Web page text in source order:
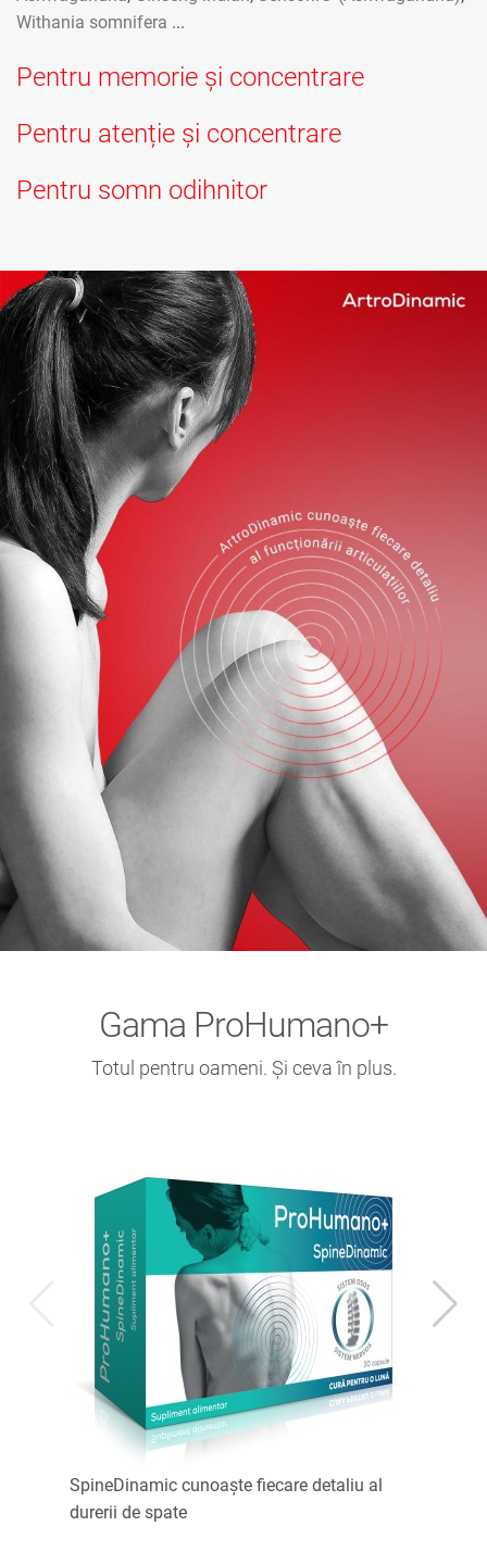
Withania somnifera ...
Pentru memorie și concentrare
Pentru atenție și concentrare
Pentru somn odihnitor
Gama ProHumano+
Totul pentru oameni. Și ceva în plus.
SpineDinamic cunoaște fiecare detaliu al
durerii de spate